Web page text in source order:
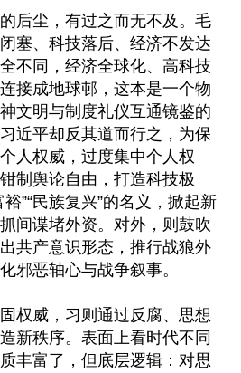
后尘，有过之而无不及。毛
塞、科技落后、经济不发达
不同，经济全球化、高科技
接成地球邨，这本是一个物
文明与制度礼仪互通镜鉴的
近平却反其道而行之，为保
人权威，过度集中个人权
制舆论自由，打造科技极
”“民族复兴”的名义，掀起新
间谍堵外资。对外，则鼓吹
共产意识形态，推行战狼外
邪恶轴心与战争叙事。
权威，习则通过反腐、思想
新秩序。表面上看时代不同
丰富了，但底层逻辑：对思